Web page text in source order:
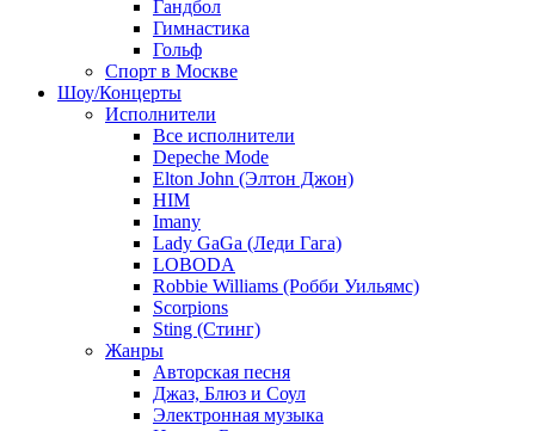
Гандбол
Гимнастика
Гольф
Спорт в Москве
Шоу/Концерты
Исполнители
Все исполнители
Depeche Mode
Elton John (Элтон Джон)
HIM
Imany
Lady GaGa (Леди Гага)
LOBODA
Robbie Williams (Робби Уильямс)
Scorpions
Sting (Стинг)
Жанры
Авторская песня
Джаз, Блюз и Соул
Электронная музыка